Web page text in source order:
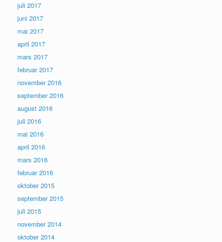
juli 2017
juni 2017
mai 2017
april 2017
mars 2017
februar 2017
november 2016
september 2016
august 2016
juli 2016
mai 2016
april 2016
mars 2016
februar 2016
oktober 2015
september 2015
juli 2015
november 2014
oktober 2014